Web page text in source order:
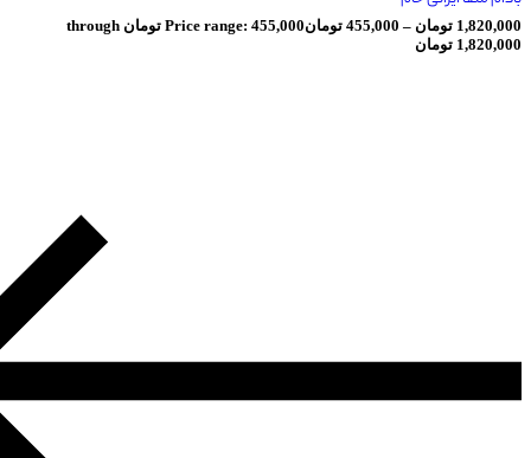
–
455,000 تومان Price range: 455,000 تومان through